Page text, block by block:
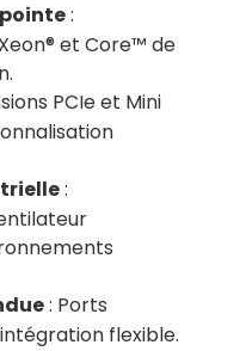
:
et Core™ de
PCIe et Mini
:
: Ports
flexible.